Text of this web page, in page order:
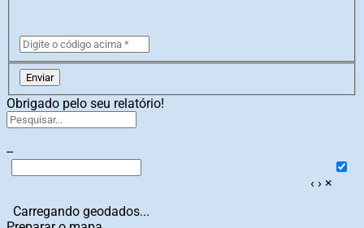
Enviar
Obrigado pelo seu relatório!
--
‹ › ×
Carregando geodados...